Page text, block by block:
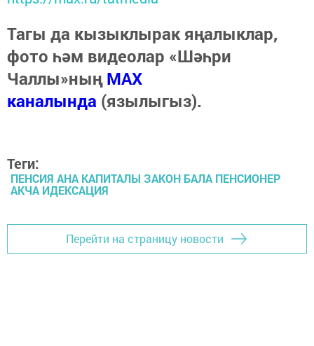
Тагы да кызыклырак яңалыклар,
фото һәм видеолар «Шәһри
Чаллы»ныңMAX
каналында (язылыгыз).
Теги:
ПЕНСИЯ АНА КАПИТАЛЫ ЗАКОН БАЛА ПЕНСИОНЕР
АКЧА ИДЕКСАЦИЯ
Перейти на страницу новости